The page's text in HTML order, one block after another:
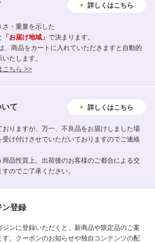
詳しくはこちら
・重量を示した
「お届け地域」 で決まります。
、商品をカートに入れていただきますと自動的
たします。
こちら >>
て 詳しくはこちら
りますが、万一、不良品をお届けしました場
け付けさせていただいておりますのでご連絡
商品性質上、出荷後のお客様のご都合による交
のでご了承ください。
ン登録
ンに登録いただくと、新商品や限定品のご案
す。クーポンのお知らせや独自コンテンツの配